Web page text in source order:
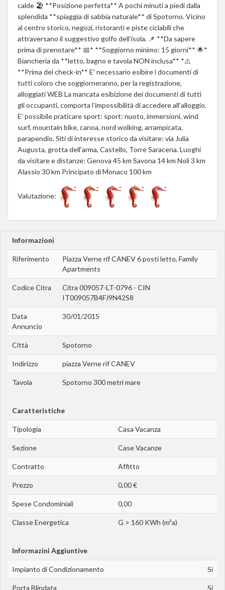
calde 🏖 **Posizione perfetta** A pochi minuti a piedi dalla
splendida **spiaggia di sabbia naturale** di Spotorno. Vicino
al centro storico, negozi, ristoranti e piste ciclabili che
attraversano il suggestivo golfo dell’isola. 📌 **Da sapere
prima di prenotare** 📅* **Soggiorno minimo: 15 giorni** 🌟*
Biancheria da **letto, bagno e tavola NON inclusa** *⚠️
**Prima del check-in** E' necessario esibire i documenti di
tutti coloro che soggiorneranno, per la registrazione,
alloggiati WEB La mancata esibizione dei documenti di tutti
gli occupanti, comporta l’impossibilità di accedere all’alloggio.
E' possibile praticare sport: sport: nuoto, immersioni, wind
surf, mountain bike, canoa, nord wolking, arrampicata,
parapendio. Siti di interesse storico da visitare: via Julia
Augusta, grotta dell'arma, Castello, Torre Saracena. Luoghi
da visitare e distanze: Genova 45 km Savona 14 km Noli 3 km
Alassio 30 km Principato di Monaco 100 km
Valutazione:
Informazioni
Riferimento
Piazza Verne rif CANEV 6 posti letto, Family
Apartments
Codice Citra
Citra 009057-LT-0796 - CIN
IT009057B4FJ9N42S8
Data
Annuncio
30/01/2015
Città Spotorno
Indirizzo piazza Verne rif CANEV
Tavola Spotorno 300 metri mare
Caratteristiche
Tipologia Casa Vacanza
Sezione Case Vacanze
Contratto Affitto
Prezzo 0,00 €
Spese Condominiali 0,00
Classe Energetica G > 160 KWh (m²a)
Informazini Aggiuntive
Impianto di Condizionamento Si
Porta Blindata Si